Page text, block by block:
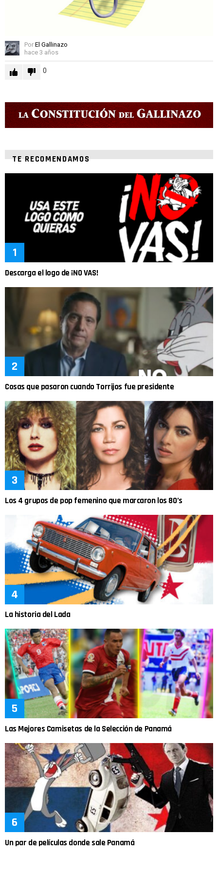
Por El Gallinazo
hace 3 años
0
TE RECOMENDAMOS
Descarga el logo de ¡NO VAS!
Cosas que pasaron cuando Torrijos fue presidente
Los 4 grupos de pop femenino que marcaron los 80’s
La historia del Lada
Las Mejores Camisetas de la Selección de Panamá
Un par de películas donde sale Panamá